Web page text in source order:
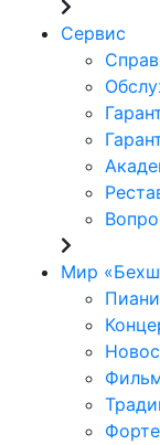
Сервис
Мир